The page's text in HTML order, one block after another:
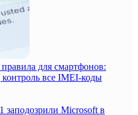
для смартфонов:
все IMEI-коды
заподозрили Microsoft в